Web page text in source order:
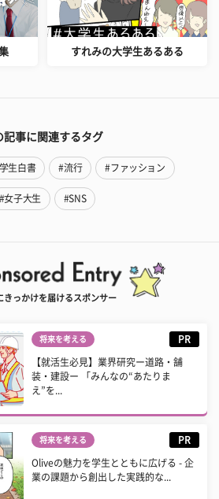
すれみの大学生あるある
記事に関連するタグ
生白書 #流行 #ファッション
#女子大生 #SNS
きっかけを届けるスポンサー
将来を考える PR
【就活生必見】業界研究ー道路・舗
装・建設ー 「みんなの“あたりま
え”を...
将来を考える PR
Oliveの魅力を学生とともに広げる - 企
業の課題から創出した実践的な...